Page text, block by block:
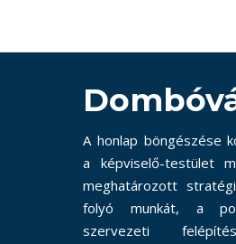
A honlap böngészése
a képviselő-testület
meghatározott
folyó munkát, a
szervezeti